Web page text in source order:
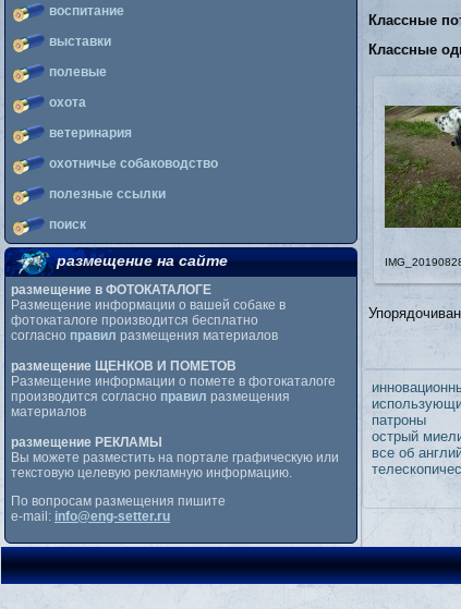
воспитание
выставки
полевые
охота
ветеринария
охотничье собаководство
полезные ссылки
поиск
размещение на сайте
размещение в ФОТОКАТАЛОГЕ
Размещение информации о вашей собаке в
фотокаталоге производится бесплатно
согласно правил размещения материалов
размещение ЩЕНКОВ И ПОМЕТОВ
Размещение информации о помете в фотокаталоге
производится согласно правил размещения
материалов
размещение РЕКЛАМЫ
Вы можете разместить на портале графическую или
текстовую целевую рекламную информацию.
По вопросам размещения пишите
e-mail: info@eng-setter.ru
Классные
Классные
патроны
острый
все об